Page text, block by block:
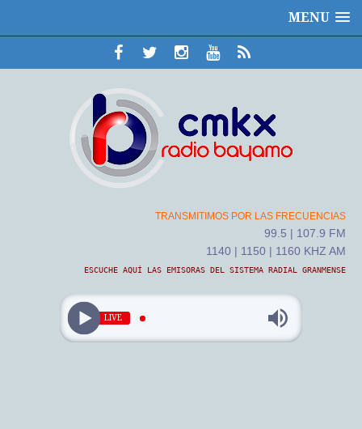
MENU
TRANSMITIMOS POR LAS FRECUENCIAS
99.5 | 107.9 FM
1140 | 1150 | 1160 KHZ AM
ESCUCHE AQUÍ LAS EMISORAS DEL SISTEMA RADIAL GRANMENSE
LIVE